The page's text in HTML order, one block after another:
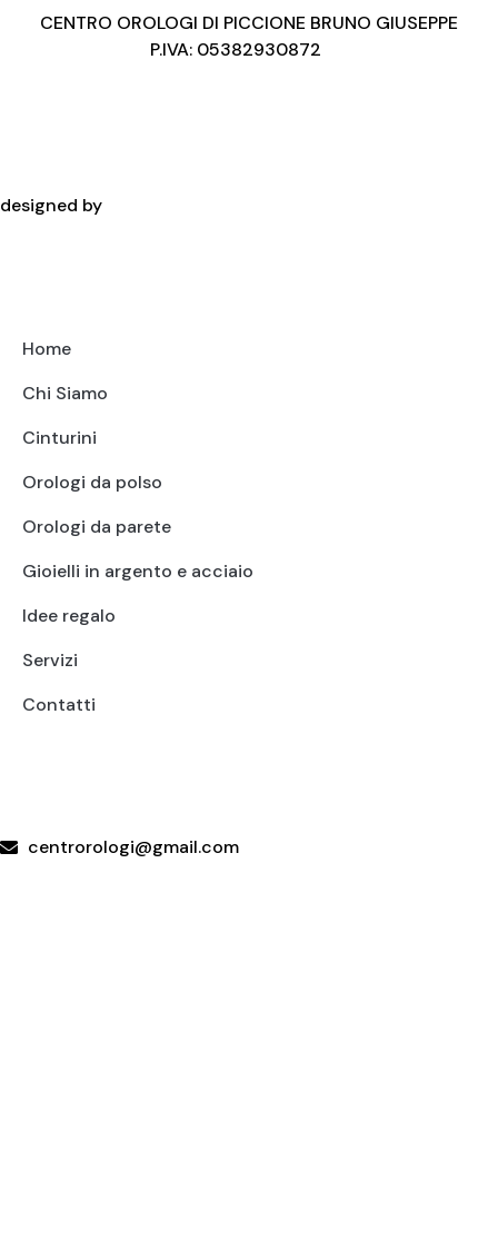
CENTRO OROLOGI DI PICCIONE BRUNO GIUSEPPE
P.IVA: 05382930872
designed by
Home
Chi Siamo
Cinturini
Orologi da polso
Orologi da parete
Gioielli in argento e acciaio
Idee regalo
Servizi
Contatti
centrorologi@gmail.com